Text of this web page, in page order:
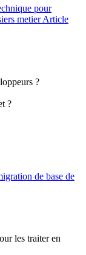
pour
metier Article
?
?
de base de
les traiter en